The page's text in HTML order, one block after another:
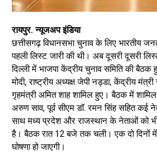
रायपुर. न्यूजअप इंडिया
छत्तीसगढ़ विधानसभा चुनाव के लिए भारतीय
पहली लिस्ट जारी की थी। अब दूसरी दूसरी
दिल्ली में भाजपा केंद्रीय चुनाव समिति की
मोदी, राष्ट्रीय अध्यक्ष जेपी नड्डा, केंद्रीय
गृहमंत्री अमित शाह शामिल हुए। बैठक में
अरुण साव, पूर्व सीएम डॉ. रमन सिंह सहित कई
साथ मध्य प्रदेश और राजस्थान के नेताओं को भी
है। बैठक रात 12 बजे तक चली। एक दो दिनों में
घोषणा हो जाएगी।